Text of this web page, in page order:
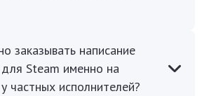
заказывать написание
Steam именно на
частных исполнителей?